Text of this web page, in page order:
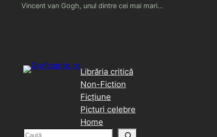
Vincent van Gogh, unul dintre cei mai mari…
Librăria critică
Non-Fiction
Ficțiune
Picturi celebre
Home
C